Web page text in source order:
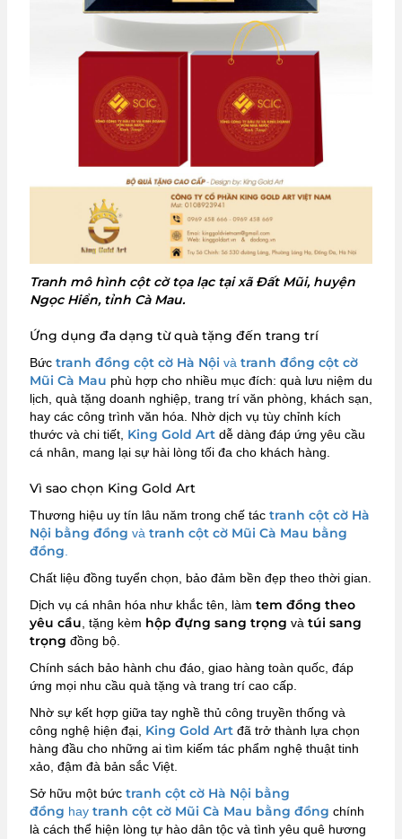
Tranh mô hình cột cờ tọa lạc tại xã Đất Mũi, huyện
Ngọc Hiển, tỉnh Cà Mau.
Ứng dụng đa dạng từ quà tặng đến trang trí
Bức tranh đồng cột cờ Hà Nội và tranh đồng cột cờ
Mũi Cà Mau phù hợp cho nhiều mục đích: quà lưu niệm du
lịch, quà tặng doanh nghiệp, trang trí văn phòng, khách sạn,
hay các công trình văn hóa. Nhờ dịch vụ tùy chỉnh kích
thước và chi tiết, King Gold Art dễ dàng đáp ứng yêu cầu
cá nhân, mang lại sự hài lòng tối đa cho khách hàng.
Vì sao chọn King Gold Art
Thương hiệu uy tín lâu năm trong chế tác tranh cột cờ Hà
Nội bằng đồng và tranh cột cờ Mũi Cà Mau bằng
đồng
Chất liệu đồng tuyển chọn, bảo đảm bền đẹp theo thời gian.
Dịch vụ cá nhân hóa như khắc tên, làm tem đồng theo
yêu cầu , tặng kèm hộp đựng sang trọng và túi sang
trọng đồng bộ.
Chính sách bảo hành chu đáo, giao hàng toàn quốc, đáp
ứng mọi nhu cầu quà tặng và trang trí cao cấp.
Nhờ sự kết hợp giữa tay nghề thủ công truyền thống và
công nghệ hiện đại, King Gold Art đã trở thành lựa chọn
hàng đầu cho những ai tìm kiếm tác phẩm nghệ thuật tinh
xảo, đậm đà bản sắc Việt.
Sở hữu một bức tranh cột cờ Hà Nội bằng
đồng hay tranh cột cờ Mũi Cà Mau bằng đồng chính
là cách thể hiện lòng tự hào dân tộc và tình yêu quê hương